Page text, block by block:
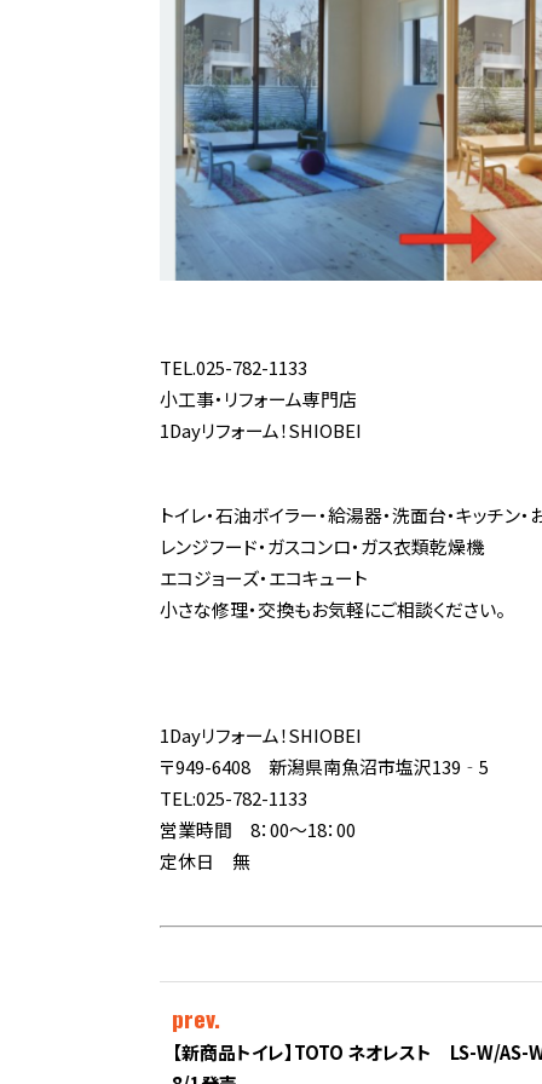
TEL.025-782-1133
小工事・リフォーム専門店
1Dayリフォーム！SHIOBEI
トイレ・石油ボイラー・給湯器・洗面台・キッチン・
レンジフード・ガスコンロ・ガス衣類乾燥機
エコジョーズ・エコキュート
小さな修理・交換もお気軽にご相談ください。
1Dayリフォーム！SHIOBEI
〒949-6408 新潟県南魚沼市塩沢139‐5
TEL:025-782-1133
営業時間 8：00～18：00
定休日 無
prev.
【新商品トイレ】TOTO ネオレスト LS-W/